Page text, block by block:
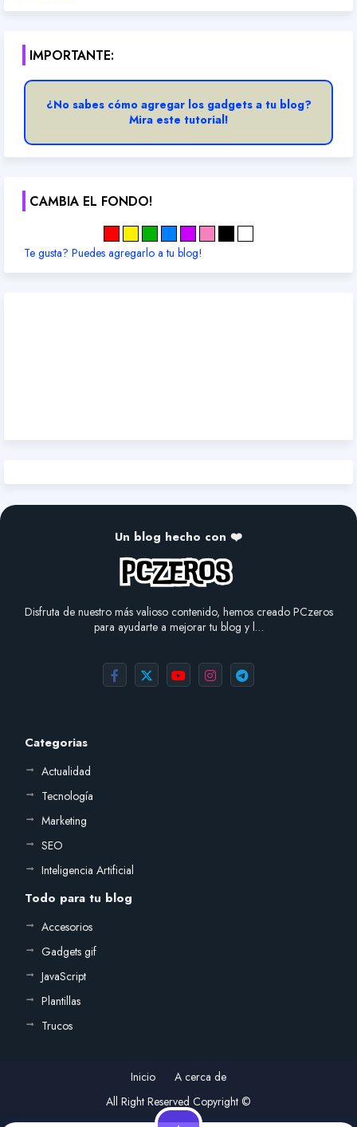
IMPORTANTE:
¿No sabes cómo agregar los gadgets a tu blog?
Mira este tutorial!
CAMBIA EL FONDO!
Te gusta? Puedes agregarlo a tu blog!
Un blog hecho con ❤️
Disfruta de nuestro más valioso contenido, hemos creado PCzeros
para ayudarte a mejorar tu blog y l…
Categorias
Actualidad
Tecnología
Marketing
SEO
Inteligencia Artificial
Todo para tu blog
Accesorios
Gadgets gif
JavaScript
Plantillas
Trucos
Inicio
A cerca de
All Right Reserved Copyright ©